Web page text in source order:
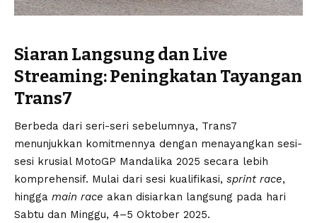
Siaran Langsung dan Live
Streaming: Peningkatan Tayangan
Trans7
Berbeda dari seri-seri sebelumnya, Trans7
menunjukkan komitmennya dengan menayangkan sesi-
sesi krusial MotoGP Mandalika 2025 secara lebih
komprehensif. Mulai dari sesi kualifikasi, sprint race,
hingga main race akan disiarkan langsung pada hari
Sabtu dan Minggu, 4–5 Oktober 2025.